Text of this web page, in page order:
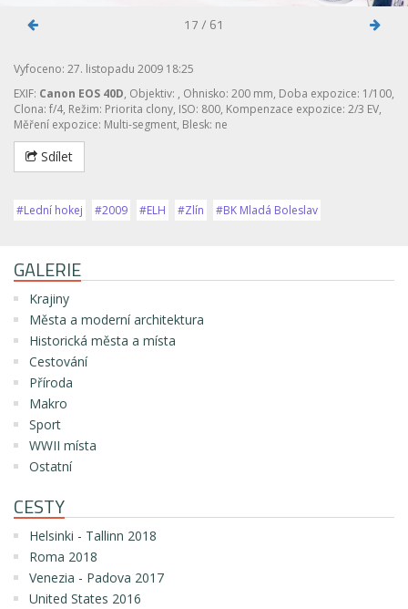
17 / 61
Vyfoceno: 27. listopadu 2009 18:25
EXIF: Canon EOS 40D, Objektiv: , Ohnisko: 200 mm, Doba expozice: 1/100,
Clona: f/4, Režim: Priorita clony, ISO: 800, Kompenzace expozice: 2/3 EV,
Měření expozice: Multi-segment, Blesk: ne
Sdílet
#Lední hokej #2009 #ELH #Zlín #BK Mladá Boleslav
GALERIE
Krajiny
Města a moderní architektura
Historická města a místa
Cestování
Příroda
Makro
Sport
WWII místa
Ostatní
CESTY
Helsinki - Tallinn 2018
Roma 2018
Venezia - Padova 2017
United States 2016